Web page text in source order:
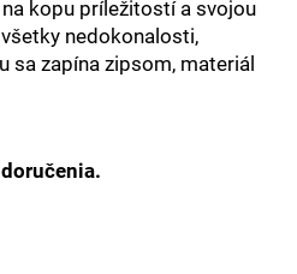
kopu príležitostí a svojou
nedokonalosti,
sa zapína zipsom, materiál